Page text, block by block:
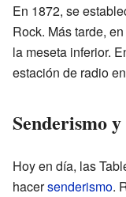
En 1872, se
Rock. Más tarde,
la meseta inferior.
estación de radio
Senderismo
Hoy en día, las
hacersenderismo.